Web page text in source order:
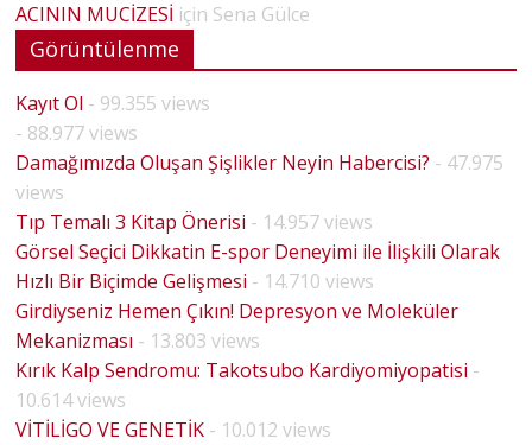
ACININ MUCİZESİ için Sena Gülce
Görüntülenme
Kayıt Ol - 99.355 views
- 88.977 views
Damağımızda Oluşan Şişlikler Neyin Habercisi? - 47.975
views
Tıp Temalı 3 Kitap Önerisi - 14.957 views
Görsel Seçici Dikkatin E-spor Deneyimi ile İlişkili Olarak
Hızlı Bir Biçimde Gelişmesi - 14.710 views
Girdiyseniz Hemen Çıkın! Depresyon ve Moleküler
Mekanizması - 13.803 views
Kırık Kalp Sendromu: Takotsubo Kardiyomiyopatisi -
10.614 views
VİTİLİGO VE GENETİK - 10.012 views